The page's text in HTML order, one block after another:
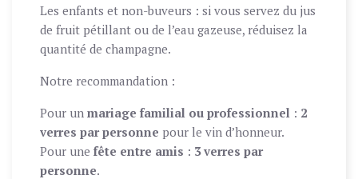
Les enfants et non-buveurs : si vous servez du jus
de fruit pétillant ou de l’eau gazeuse, réduisez la
quantité de champagne.
Notre recommandation :
Pour un mariage familial ou professionnel : 2
verres par personne pour le vin d’honneur.
Pour une fête entre amis : 3 verres par
personne.